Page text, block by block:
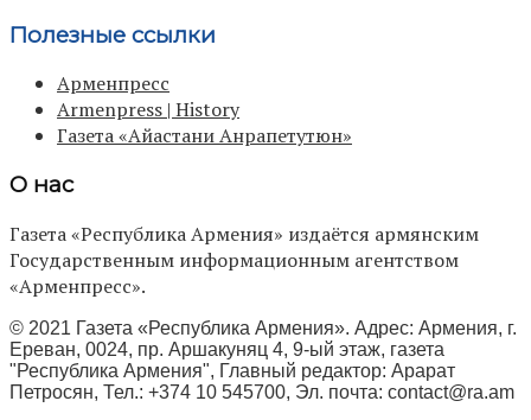
Полезные ссылки
Арменпресс
Armenpress | History
Газета «Айастани Анрапетутюн»
О нас
Газета «Республика Армения» издаётся армянским
Государственным информационным агентством
«Арменпресс».
© 2021 Газета «Республика Армения». Адрес: Армения, г.
Ереван, 0024, пр. Аршакуняц 4, 9-ый этаж, газета
"Республика Армения", Главный редактор: Арарат
Петросян, Тел.: +374 10 545700, Эл. почта: contact@ra.am